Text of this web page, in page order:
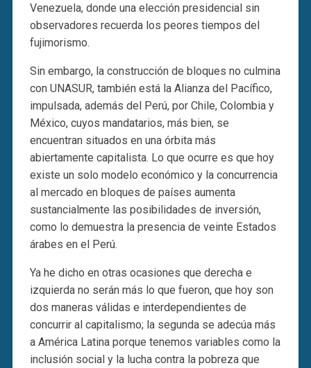
Venezuela, donde una elección presidencial sin
observadores recuerda los peores tiempos del
fujimorismo.
Sin embargo, la construcción de bloques no culmina
con UNASUR, también está la Alianza del Pacífico,
impulsada, además del Perú, por Chile, Colombia y
México, cuyos mandatarios, más bien, se
encuentran situados en una órbita más
abiertamente capitalista. Lo que ocurre es que hoy
existe un solo modelo económico y la concurrencia
al mercado en bloques de países aumenta
sustancialmente las posibilidades de inversión,
como lo demuestra la presencia de veinte Estados
árabes en el Perú.
Ya he dicho en otras ocasiones que derecha e
izquierda no serán más lo que fueron, que hoy son
dos maneras válidas e interdependientes de
concurrir al capitalismo; la segunda se adecúa más
a América Latina porque tenemos variables como la
inclusión social y la lucha contra la pobreza que